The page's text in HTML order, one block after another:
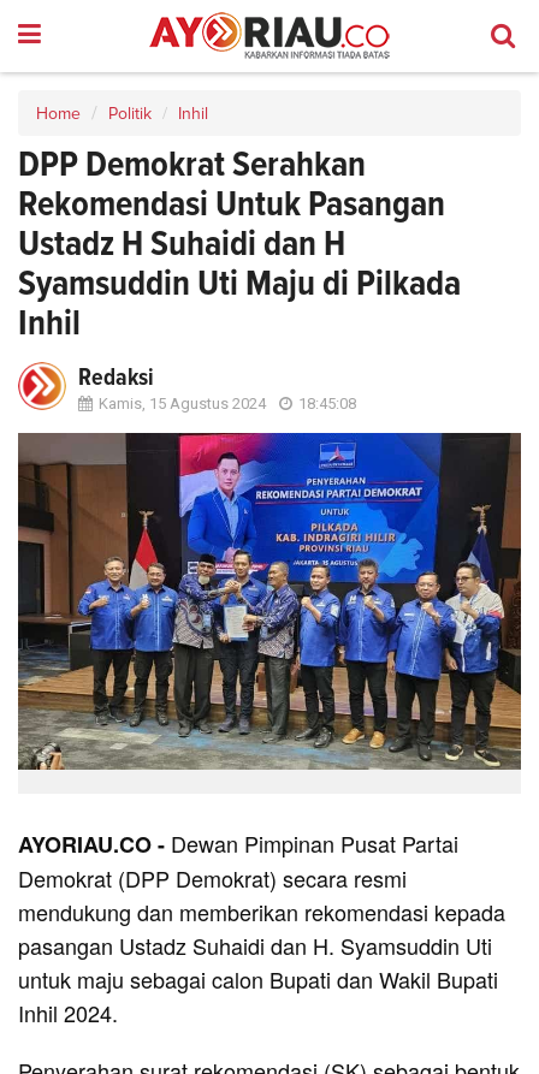
Home Politik Inhil
DPP Demokrat Serahkan
Rekomendasi Untuk Pasangan
Ustadz H Suhaidi dan H
Syamsuddin Uti Maju di Pilkada
Inhil
Redaksi
Kamis, 15 Agustus 2024 18:45:08
AYORIAU.CO - Dewan Pimpinan Pusat Partai
Demokrat (DPP Demokrat) secara resmi
mendukung dan memberikan rekomendasi kepada
pasangan Ustadz Suhaidi dan H. Syamsuddin Uti
untuk maju sebagai calon Bupati dan Wakil Bupati
Inhil 2024.